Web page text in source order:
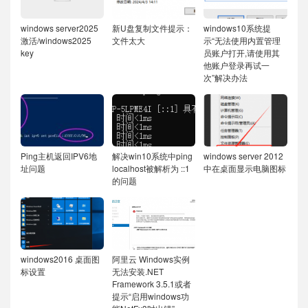
windows server2025
激活/windows2025
key
新U盘复制文件提示：
文件太大
windows10系统提
示“无法使用内置管理
员账户打开,请使用其
他账户登录再试一
次”解决办法
Ping主机返回IPV6地
址问题
解决win10系统中ping
localhost被解析为 ::1
的问题
windows server 2012
中在桌面显示电脑图标
windows2016 桌面图
标设置
阿里云 Windows实例
无法安装.NET
Framework 3.5.1或者
提示“启用windows功